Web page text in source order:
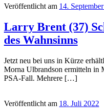
Veröffentlicht am 14.
Larry Brent (37)
des Wahnsinns
Jetzt neu bei uns in Kürze
Morna Ulbrandson ermitteln in
PSA-Fall. Mehrere […]
Veröffentlicht am 18. Juli 2022